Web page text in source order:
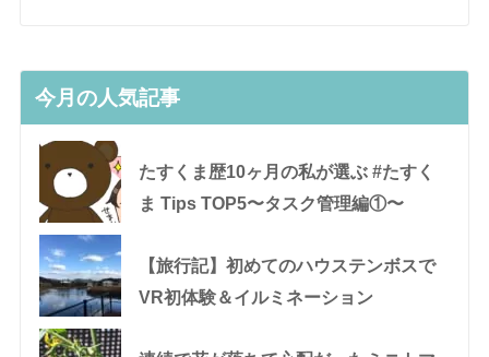
今月の人気記事
たすくま歴10ヶ月の私が選ぶ #たすく
ま Tips TOP5〜タスク管理編①〜
【旅行記】初めてのハウステンボスで
VR初体験＆イルミネーション